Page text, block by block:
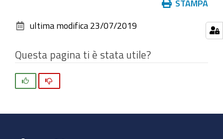
dimensioni
documento
STAMPA
ultima modifica 23/07/2019
Questa pagina ti è stata utile?